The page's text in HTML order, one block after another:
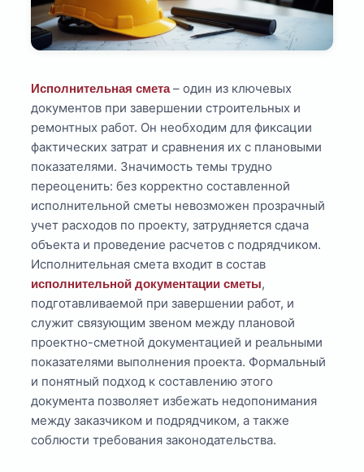
Исполнительная смета– один из ключевых
документов при завершении строительных и
ремонтных работ. Он необходим для фиксации
фактических затрат и сравнения их с плановыми
показателями. Значимость темы трудно
переоценить: без корректно составленной
исполнительной сметы невозможен прозрачный
учет расходов по проекту, затрудняется сдача
объекта и проведение расчетов с подрядчиком.
Исполнительная смета входит в состав
исполнительной документации сметы,
подготавливаемой при завершении работ, и
служит связующим звеном между плановой
проектно-сметной документацией и реальными
показателями выполнения проекта. Формальный
и понятный подход к составлению этого
документа позволяет избежать недопонимания
между заказчиком и подрядчиком, а также
соблюсти требования законодательства.